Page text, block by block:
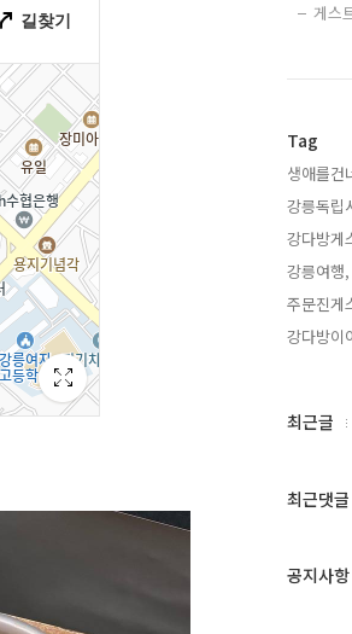
게스
Tag
생애를건
강릉독립
강다방게
강릉여행,
주문진게
강다방이
최
과
글
최근글
최근댓글
공지사항